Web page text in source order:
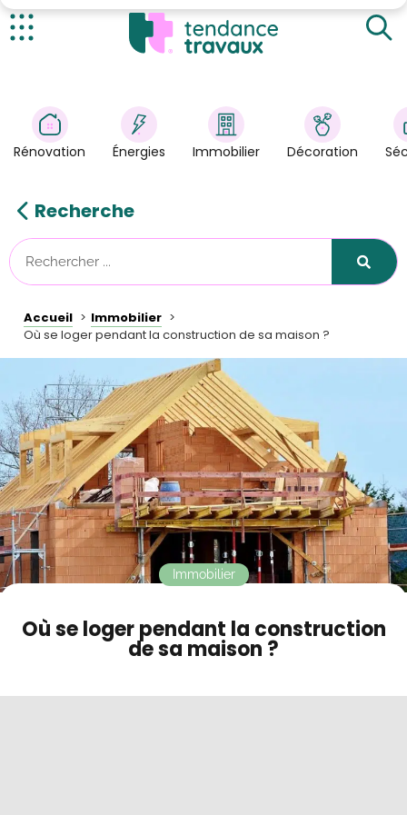
Énergies
Immobilier
Astuces/DIY
Tendance Travaux
Kit partenaire
À propos
Contact
Mode sombre
Rénovation Énergies Immobilier Décoration
Recherche
Accueil
Immobilier
Où se loger pendant la construction de sa maison ?
Loger chez des proches
Les locations de courte durée
Loger sur votre chantier
Où se loger pendant la construction
de sa maison ?
Immobilier